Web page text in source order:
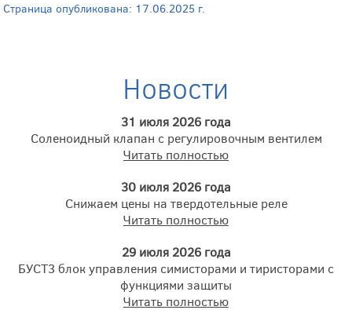
Страница опубликована: 17.06.2025 г.
Новости
31 июля 2026 года
Соленоидный клапан с регулировочным вентилем
Читать полностью
30 июля 2026 года
Снижаем цены на твердотельные реле
Читать полностью
29 июля 2026 года
БУСТ3 блок управления симисторами и тиристорами с
функциями защиты
Читать полностью